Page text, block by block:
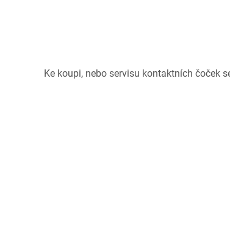
Ke koupi, nebo servisu kontaktních čoček